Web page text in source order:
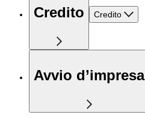
Credito Credito
Avvio d’impresa